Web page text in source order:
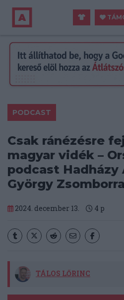
PODCAST
Csak ránézésre
magyar vidék –
podcast Hadházy
György
2024. december 13. 4 p
TÁLOS LŐRINC